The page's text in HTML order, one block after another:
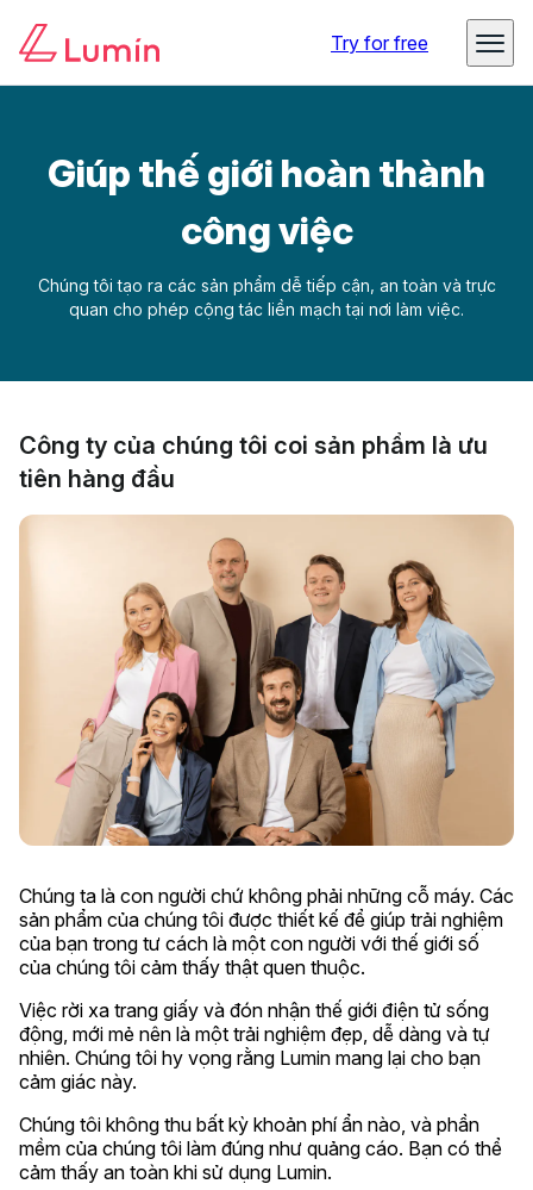
Try for free
Giúp thế giới hoàn thành
công việc
Chúng tôi tạo ra các sản phẩm dễ tiếp cận, an toàn và trực
quan cho phép cộng tác liền mạch tại nơi làm việc.
Công ty của chúng tôi coi sản phẩm là ưu
tiên hàng đầu
Chúng ta là con người chứ không phải những cỗ máy. Các
sản phẩm của chúng tôi được thiết kế để giúp trải nghiệm
của bạn trong tư cách là một con người với thế giới số
của chúng tôi cảm thấy thật quen thuộc.
Việc rời xa trang giấy và đón nhận thế giới điện tử sống
động, mới mẻ nên là một trải nghiệm đẹp, dễ dàng và tự
nhiên. Chúng tôi hy vọng rằng Lumin mang lại cho bạn
cảm giác này.
Chúng tôi không thu bất kỳ khoản phí ẩn nào, và phần
mềm của chúng tôi làm đúng như quảng cáo. Bạn có thể
cảm thấy an toàn khi sử dụng Lumin.